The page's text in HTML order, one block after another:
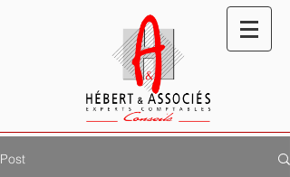
Post